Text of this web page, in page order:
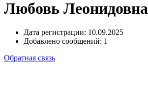
Любовь Леонидовна
Дата регистрации: 10.09.2025
Добавлено сообщений: 1
Обратная связь